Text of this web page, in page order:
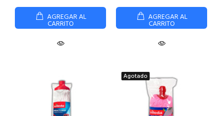
AGREGAR AL
CARRITO
AGREGAR AL
CARRITO
Agotado